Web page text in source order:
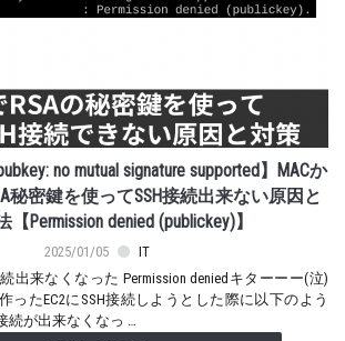
no mutual signature supported】MACか
秘密鍵を使ってSSH接続出来ない原因と
Permission denied (publickey)】
2025/01/05
IT
続出来なくなった Permission deniedキターーー(泣)
ったEC2にSSH接続しようとした際に以下のよう
が出来なくなっ …